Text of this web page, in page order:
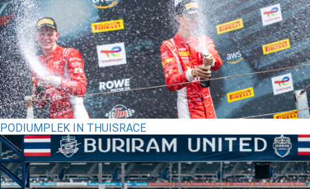
PODIUMPLEK IN THUISRACE